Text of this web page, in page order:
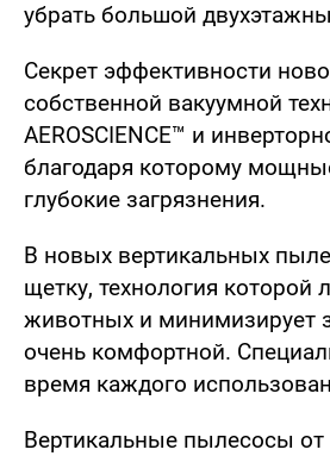
убрать большой
Секрет эффективности
собственной вакуумной
AEROSCIENCE™ и
благодаря которому
глубокие загрязнения.
В новых вертикальных
щетку, технология которой
животных и минимизирует
очень комфортной.
время каждого
Вертикальные пылесосы от